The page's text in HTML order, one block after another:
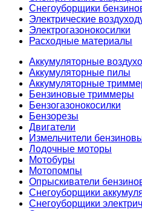
Снегоуборщики
Электрические
Электрогазонокосилки
Расходные материалы
Аккумуляторные
Аккумуляторные пилы
Аккумуляторные
Бензиновые триммеры
Бензогазонокосилки
Бензорезы
Двигатели
Измельчители
Лодочные моторы
Мотобуры
Мотопомпы
Опрыскиватели
Снегоуборщики
Снегоуборщики